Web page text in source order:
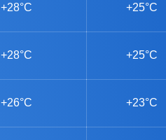
+28°C +25°C
+28°C +25°C
+26°C +23°C